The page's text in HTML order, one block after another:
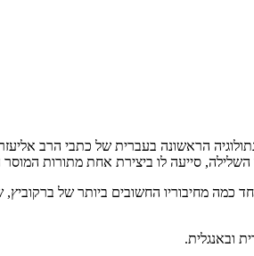
הראשונה בעברית של כתבי הרב
סייעה לו ביצירת אחת מתורות
כמה מחיבוריו החשובים ביותר של
ובאנגלית.